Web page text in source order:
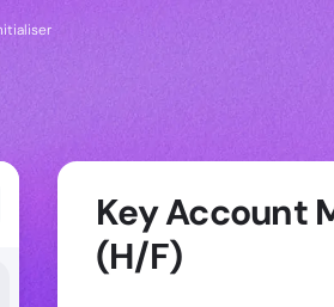
Key Account
(H/F)